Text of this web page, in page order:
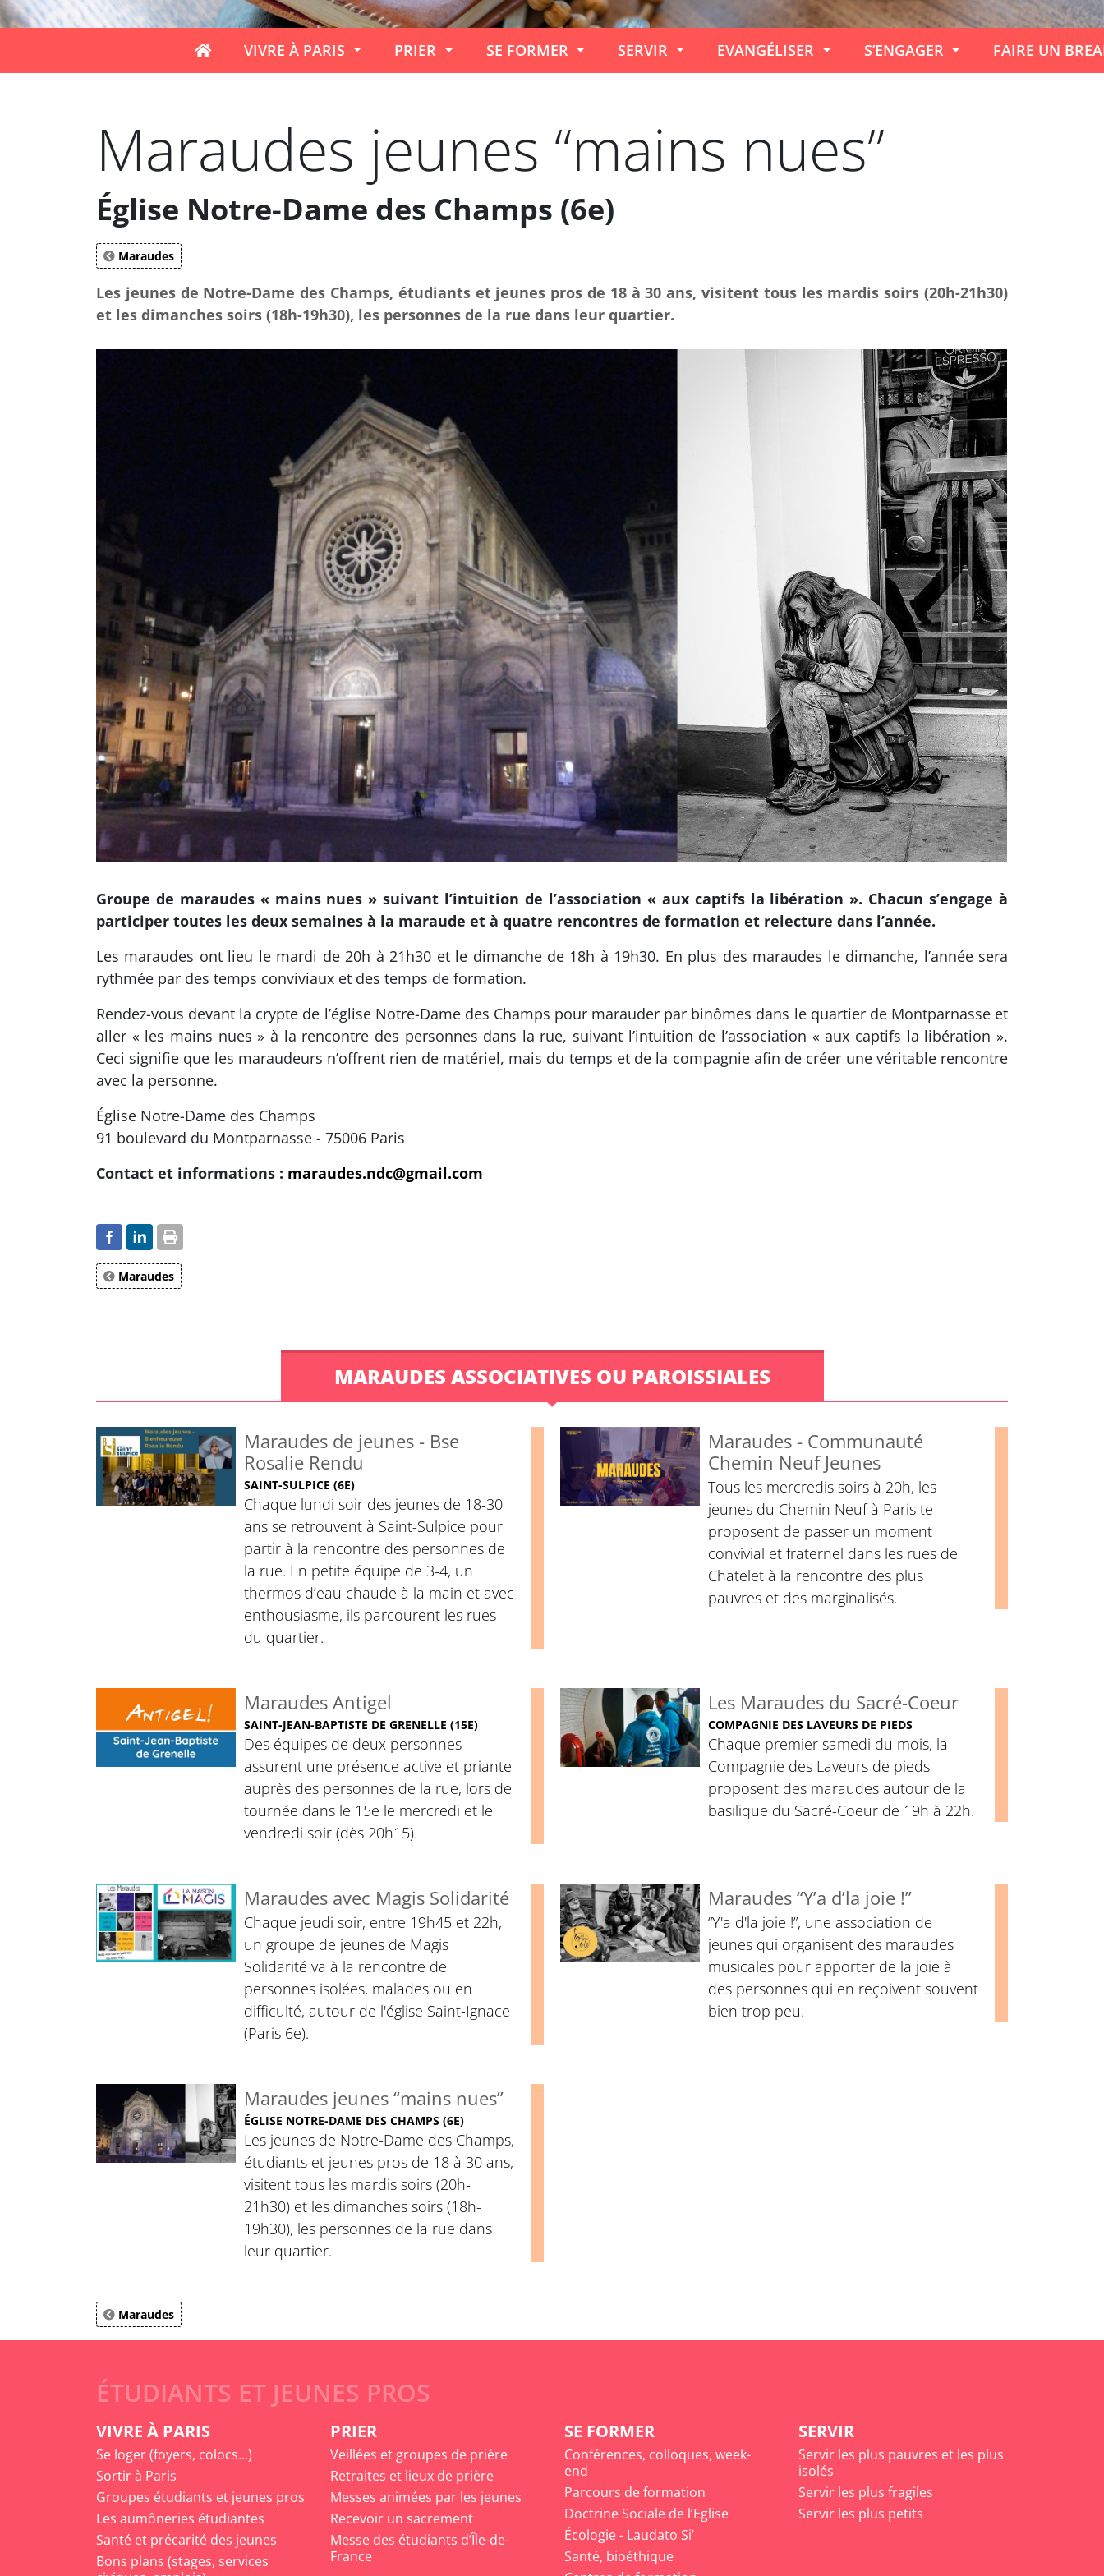
VIVRE À PARIS PRIER SE FORMER SERVIR EVANGÉLISER S’ENGAGER FAIRE UN
Maraudes jeunes “mains nues”
Église Notre-Dame des Champs (6e)
Maraudes
Les jeunes de Notre-Dame des Champs, étudiants et jeunes pros de 18 à 30 ans, visitent tous les mardis soirs (20h-21h30)
et les dimanches soirs (18h-19h30), les personnes de la rue dans leur quartier.
Groupe de maraudes « mains nues » suivant l’intuition de l’association « aux captifs la libération ». Chacun s’engage à
participer toutes les deux semaines à la maraude et à quatre rencontres de formation et relecture dans l’année.
Les maraudes ont lieu le mardi de 20h à 21h30 et le dimanche de 18h à 19h30. En plus des maraudes le dimanche, l’année sera
rythmée par des temps conviviaux et des temps de formation.
Rendez-vous devant la crypte de l’église Notre-Dame des Champs pour marauder par binômes dans le quartier de Montparnasse et
aller « les mains nues » à la rencontre des personnes dans la rue, suivant l’intuition de l’association « aux captifs la libération ».
Ceci signifie que les maraudeurs n’offrent rien de matériel, mais du temps et de la compagnie afin de créer une véritable rencontre
avec la personne.
Église Notre-Dame des Champs
91 boulevard du Montparnasse - 75006 Paris
Contact et informations : maraudes.ndc@gmail.com
Maraudes
MARAUDES ASSOCIATIVES OU PAROISSIALES
Maraudes de jeunes - Bse
Rosalie Rendu
SAINT-SULPICE (6E)
Chaque lundi soir des jeunes de 18-30
ans se retrouvent à Saint-Sulpice pour
partir à la rencontre des personnes de
la rue. En petite équipe de 3-4, un
thermos d’eau chaude à la main et avec
enthousiasme, ils parcourent les rues
du quartier.
Maraudes - Communauté
Chemin Neuf Jeunes
Tous les mercredis soirs à 20h, les
jeunes du Chemin Neuf à Paris te
proposent de passer un moment
convivial et fraternel dans les rues de
Chatelet à la rencontre des plus
pauvres et des marginalisés.
Maraudes Antigel
SAINT-JEAN-BAPTISTE DE GRENELLE (15E)
Des équipes de deux personnes
assurent une présence active et priante
auprès des personnes de la rue, lors de
tournée dans le 15e le mercredi et le
vendredi soir (dès 20h15).
Les Maraudes du Sacré-Coeur
COMPAGNIE DES LAVEURS DE PIEDS
Chaque premier samedi du mois, la
Compagnie des Laveurs de pieds
proposent des maraudes autour de la
basilique du Sacré-Coeur de 19h à 22h.
Maraudes avec Magis Solidarité
Chaque jeudi soir, entre 19h45 et 22h,
un groupe de jeunes de Magis
Solidarité va à la rencontre de
personnes isolées, malades ou en
difficulté, autour de l'église Saint-Ignace
(Paris 6e).
Maraudes “Y’a d’la joie !”
“Y'a d'la joie !”, une association de
jeunes qui organisent des maraudes
musicales pour apporter de la joie à
des personnes qui en reçoivent souvent
bien trop peu.
Maraudes jeunes “mains nues”
ÉGLISE NOTRE-DAME DES CHAMPS (6E)
Les jeunes de Notre-Dame des Champs,
étudiants et jeunes pros de 18 à 30 ans,
visitent tous les mardis soirs (20h-
21h30) et les dimanches soirs (18h-
19h30), les personnes de la rue dans
leur quartier.
Maraudes
ÉTUDIANTS ET JEUNES PROS
VIVRE À PARIS
Se loger (foyers, colocs...)
Sortir à Paris
Groupes étudiants et jeunes pros
Les aumôneries étudiantes
Santé et précarité des jeunes
Bons plans (stages, services
PRIER
Veillées et groupes de prière
Retraites et lieux de prière
Messes animées par les jeunes
Recevoir un sacrement
Messe des étudiants d’Île-de-
France
SE FORMER
Conférences, colloques, week-
end
Parcours de formation
Doctrine Sociale de l’Eglise
Écologie - Laudato Si’
Santé, bioéthique
SERVIR
Servir les plus pauvres et les plus
isolés
Servir les plus fragiles
Servir les plus petits